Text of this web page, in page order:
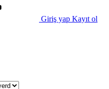
Giriş yap Kayıt ol